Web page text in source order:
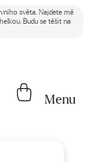
světa. Najdete mě
Budu se těšit na
Menu